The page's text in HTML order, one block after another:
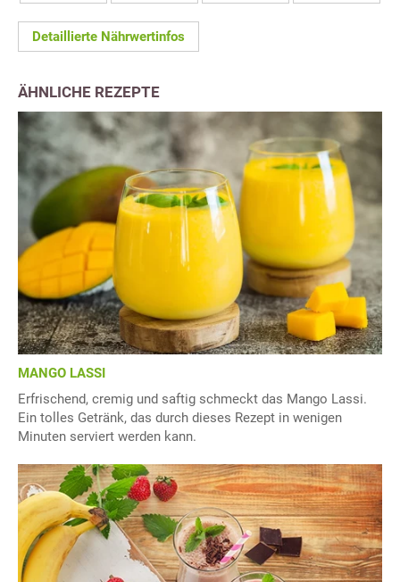
Detaillierte Nährwertinfos
ÄHNLICHE REZEPTE
MANGO LASSI
Erfrischend, cremig und saftig schmeckt das Mango Lassi.
Ein tolles Getränk, das durch dieses Rezept in wenigen
Minuten serviert werden kann.